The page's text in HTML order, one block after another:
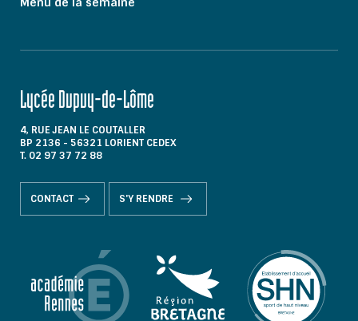
Lycée Dupuy-de-Lôme
4, RUE JEAN LE COUTALLER
BP 2136 - 56321 LORIENT CEDEX
T. 02 97 37 72 88
CONTACT S'Y RENDRE